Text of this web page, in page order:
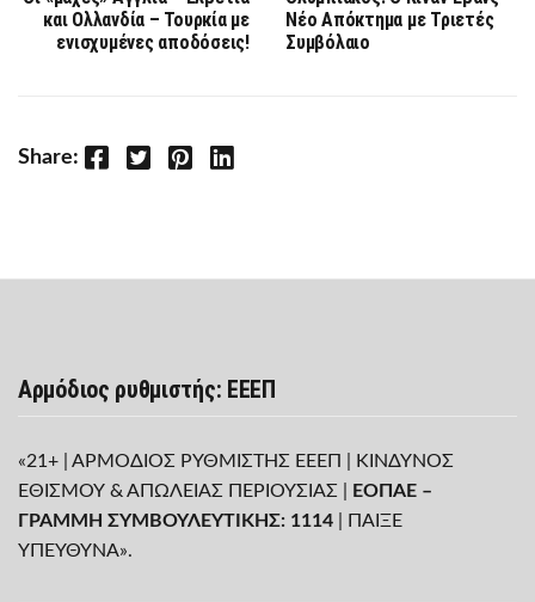
και Ολλανδία – Τουρκία με
ενισχυμένες αποδόσεις!
Νέο Απόκτημα με Τριετές
Συμβόλαιο
Share: Facebook Twitter Pinterest LinkedIn
Αρμόδιος ρυθμιστής: ΕΕΕΠ
«21+ | ΑΡΜΟΔΙΟΣ ΡΥΘΜΙΣΤΗΣ ΕΕΕΠ | ΚΙΝΔΥΝΟΣ
ΕΘΙΣΜΟΥ & ΑΠΩΛΕΙΑΣ ΠΕΡΙΟΥΣΙΑΣ |
ΕΟΠΑΕ –
ΓΡΑΜΜΗ ΣΥΜΒΟΥΛΕΥΤΙΚΗΣ: 1114 | ΠΑΙΞΕ
ΥΠΕΥΘΥΝΑ».